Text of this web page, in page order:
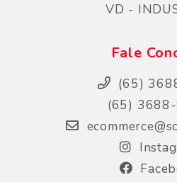
VD -
Fale
(65)
(65)